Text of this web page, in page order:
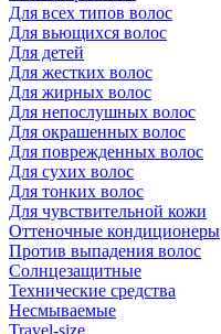
Для всех типов волос
Для вьющихся волос
Для детей
Для жестких волос
Для жирных волос
Для непослушных волос
Для окрашенных волос
Для поврежденных волос
Для сухих волос
Для тонких волос
Для чувствительной кожи
Оттеночные кондиционеры
Против выпадения волос
Солнцезащитные
Технические средства
Несмываемые
Travel-size